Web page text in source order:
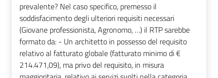
prevalente? Nel caso specifico, premesso il
soddisfacimento degli ulteriori requisiti necessari
(Giovane professionista, Agronomo, …) il RTP sarebbe
formato da: - Un architetto in possesso del requisito
relativo al fatturato globale (fatturato minimo di €
214.471,09), ma privo del requisito, in misura